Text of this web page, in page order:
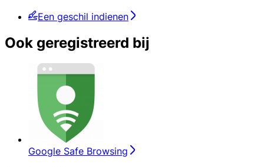
Een geschil indienen
Ook geregistreerd bij
Google Safe Browsing